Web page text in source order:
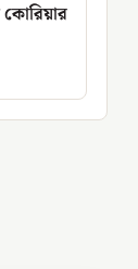
কোরিয়ার